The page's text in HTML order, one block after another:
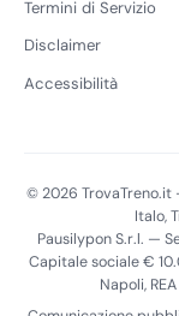
Termini di Servizio
Disclaimer
Accessibilità
© 2026
Italo,
Pausilypon S.r.l. —
Capitale sociale €
Napoli,